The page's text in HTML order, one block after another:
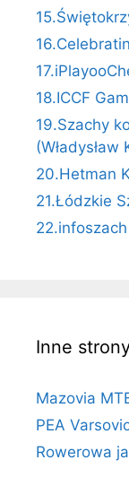
18.ICCF
19.Szachy
(Władysław
20.Hetman
21.Łódzkie
Inne
Mazovia
PEA
Rowerowa